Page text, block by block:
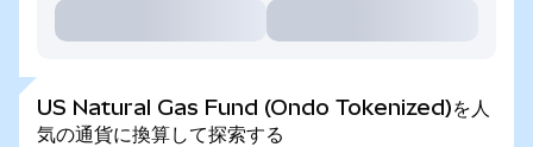
US Natural Gas Fund (Ondo Tokenized)を人
気の通貨に換算して探索する